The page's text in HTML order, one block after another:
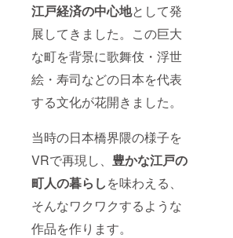
江戸経済の中心地として発
展してきました。この巨大
な町を背景に歌舞伎・浮世
絵・寿司などの日本を代表
する文化が花開きました。
当時の日本橋界隈の様子を
VRで再現し、 豊かな江戸の
町人の暮らしを味わえる、
そんなワクワクするような
作品を作ります。